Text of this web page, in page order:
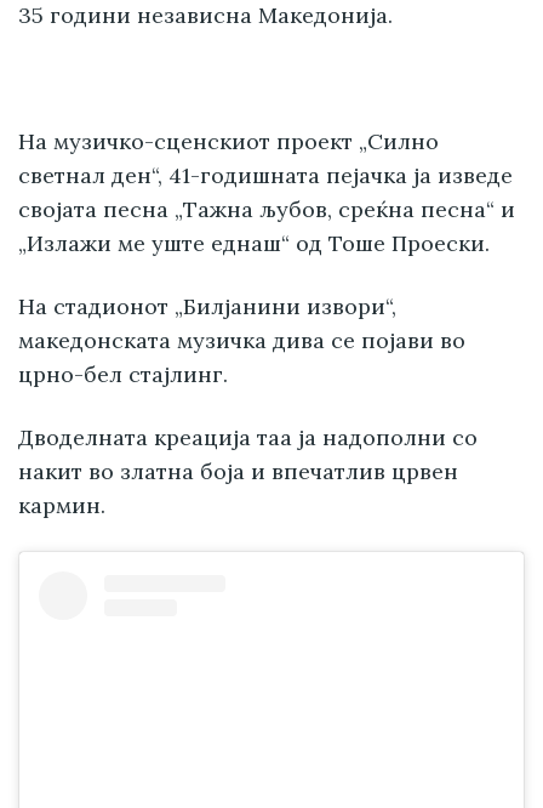
35 години независна Македонија.
На музичко-сценскиот проект „Силно
светнал ден“, 41-годишната пејачка ја изведе
својата песна „Тажна љубов, среќна песна“ и
„Излажи ме уште еднаш“ од Тоше Проески.
На стадионот „Билјанини извори“,
македонската музичка дива се појави во
црно-бел стајлинг.
Дводелната креација таа ја надополни со
накит во златна боја и впечатлив црвен
кармин.